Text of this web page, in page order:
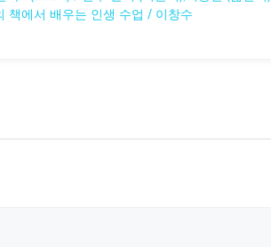
책에서 배우는 인생 수업 / 이창수